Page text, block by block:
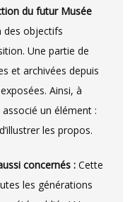
du futur Musée
des objectifs
Une partie de
et archivées depuis
Ainsi, à
un élément :
les propos.
concernés : Cette
les générations